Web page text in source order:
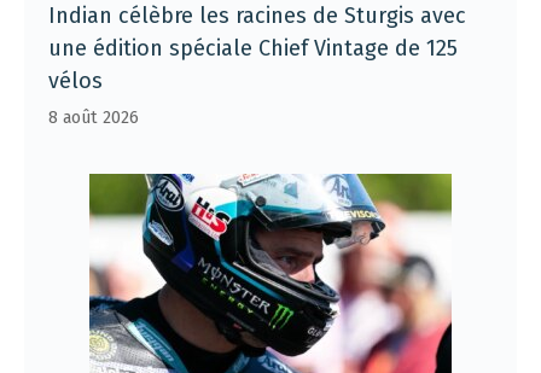
Indian célèbre les racines de Sturgis avec
une édition spéciale Chief Vintage de 125
vélos
8 août 2026